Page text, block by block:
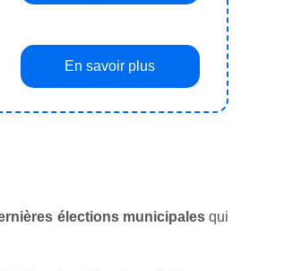
En savoir plus
élections municipalesqui